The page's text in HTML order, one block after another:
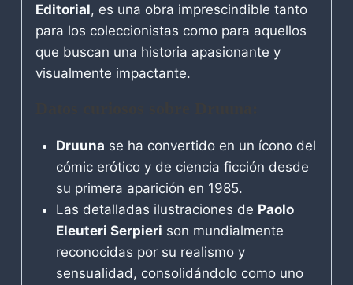
Editorial, es una obra imprescindible tanto
para los coleccionistas como para aquellos
que buscan una historia apasionante y
visualmente impactante.
Druuna se ha convertido en un ícono del
cómic erótico y de ciencia ficción desde
su primera aparición en 1985.
Las detalladas ilustraciones de Paolo
Eleuteri Serpieri son mundialmente
reconocidas por su realismo y
sensualidad, consolidándolo como uno